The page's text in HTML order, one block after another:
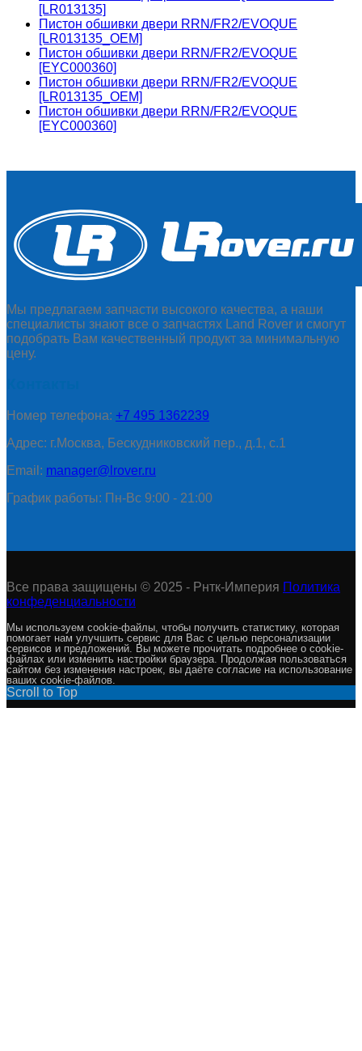
[LR013135]
Пистон обшивки двери RRN/FR2/EVOQUE
[LR013135_OEM]
Пистон обшивки двери RRN/FR2/EVOQUE
[EYC000360]
Пистон обшивки двери RRN/FR2/EVOQUE
[LR013135_OEM]
Пистон обшивки двери RRN/FR2/EVOQUE
[EYC000360]
Мы предлагаем запчасти высокого качества, а наши
специалисты знают все о запчастях Land Rover и смогут
подобрать Вам качественный продукт за минимальную
цену.
Номер телефона: +7 495 1362239
Адрес: г.Москва, Бескудниковский пер., д.1, с.1
Email: manager@lrover.ru
График работы: Пн-Вс 9:00 - 21:00
Все права защищены © 2025 - Рнтк-Империя Политика
конфеденциальности
Мы используем cookie-файлы, чтобы получить статистику, которая
помогает нам улучшить сервис для Вас с целью персонализации
сервисов и предложений. Вы можете прочитать подробнее о cookie-
файлах или изменить настройки браузера. Продолжая пользоваться
сайтом без изменения настроек, вы даёте согласие на использование
ваших cookie-файлов.
Scroll to Top